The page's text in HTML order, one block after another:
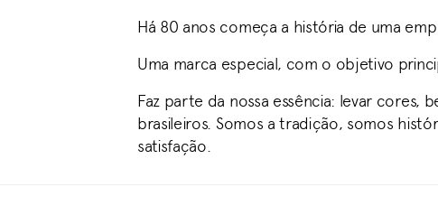
Há 80 anos começa a história de uma
Uma marca especial, com o objetivo
Faz parte da nossa essência: levar
brasileiros. Somos a tradição, somos
satisfação.